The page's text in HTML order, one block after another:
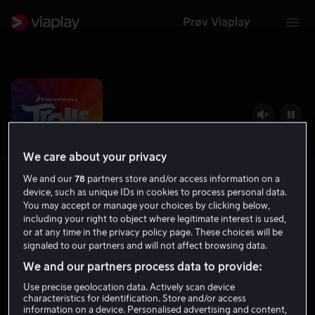
Prøv Viaplay
Trolls
6.4 2016 1 t 28 min
Tillatt for alle
HD
We care about your privacy
We and our78 partners store and/or access information on a
device, such as unique IDs in cookies to process personal data.
You may accept or manage your choices by clicking below,
including your right to object where legitimate interest is used,
or at any time in the privacy policy page. These choices will be
signaled to our partners and will not affect browsing data.
We and our partners process data to provide:
Use precise geolocation data. Actively scan device
characteristics for identification. Store and/or access
information on a device. Personalised advertising and content,